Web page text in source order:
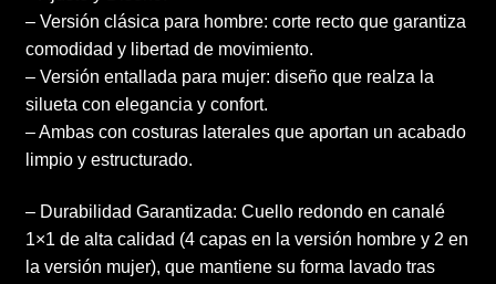
– Versión clásica para hombre: corte recto que garantiza
comodidad y libertad de movimiento.
– Versión entallada para mujer: diseño que realza la
silueta con elegancia y confort.
– Ambas con costuras laterales que aportan un acabado
limpio y estructurado.
– Durabilidad Garantizada: Cuello redondo en canalé
1×1 de alta calidad (4 capas en la versión hombre y 2 en
la versión mujer), que mantiene su forma lavado tras